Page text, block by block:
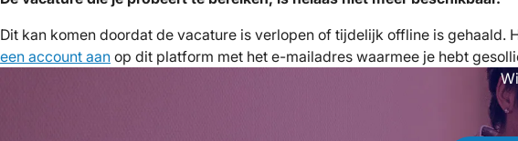
Dit kan komen doordat de vacature is verlopen of tijdelijk offline is
een account aan op dit platform met het e-mailadres waarmee je hebt